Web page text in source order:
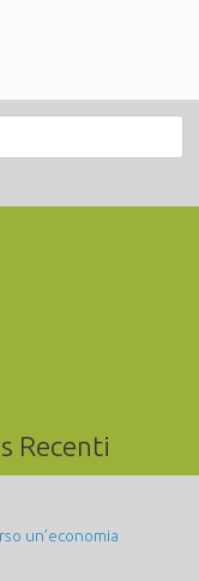
Recenti
un’economia